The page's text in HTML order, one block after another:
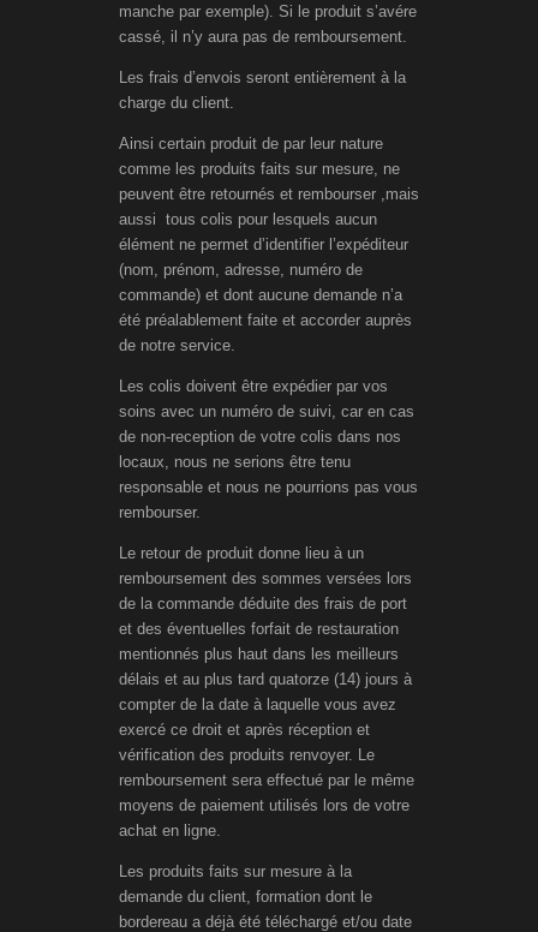
manche par exemple). Si le produit s’avére
cassé, il n’y aura pas de remboursement.
Les frais d’envois seront entièrement à la
charge du client.
Ainsi certain produit de par leur nature
comme les produits faits sur mesure, ne
peuvent être retournés et rembourser ,mais
aussi tous colis pour lesquels aucun
élément ne permet d’identifier l’expéditeur
(nom, prénom, adresse, numéro de
commande) et dont aucune demande n’a
été préalablement faite et accorder auprès
de notre service.
Les colis doivent être expédier par vos
soins avec un numéro de suivi, car en cas
de non-reception de votre colis dans nos
locaux, nous ne serions être tenu
responsable et nous ne pourrions pas vous
rembourser.
Le retour de produit donne lieu à un
remboursement des sommes versées lors
de la commande déduite des frais de port
et des éventuelles forfait de restauration
mentionnés plus haut dans les meilleurs
délais et au plus tard quatorze (14) jours à
compter de la date à laquelle vous avez
exercé ce droit et après réception et
vérification des produits renvoyer. Le
remboursement sera effectué par le même
moyens de paiement utilisés lors de votre
achat en ligne.
Les produits faits sur mesure à la
demande du client, formation dont le
bordereau a déjà été téléchargé et/ou date